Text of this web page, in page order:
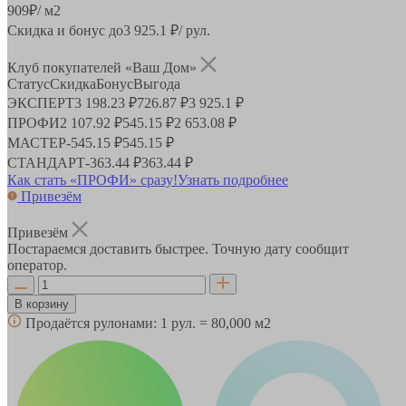
909₽/ м2
Скидка и бонус до3 925.1 ₽/ рул.
Клуб покупателей «Ваш Дом»
СтатусСкидкаБонусВыгода
ЭКСПЕРТ3 198.23 ₽726.87 ₽3 925.1 ₽
ПРОФИ2 107.92 ₽545.15 ₽2 653.08 ₽
МАСТЕР-545.15 ₽545.15 ₽
СТАНДАРТ-363.44 ₽363.44 ₽
Как стать «ПРОФИ» сразу!Узнать подробнее
Привезём
Привезём
Постараемся доставить быстрее. Точную дату сообщит
оператор.
В корзину
Продаётся рулонами: 1 рул. = 80,000 м2